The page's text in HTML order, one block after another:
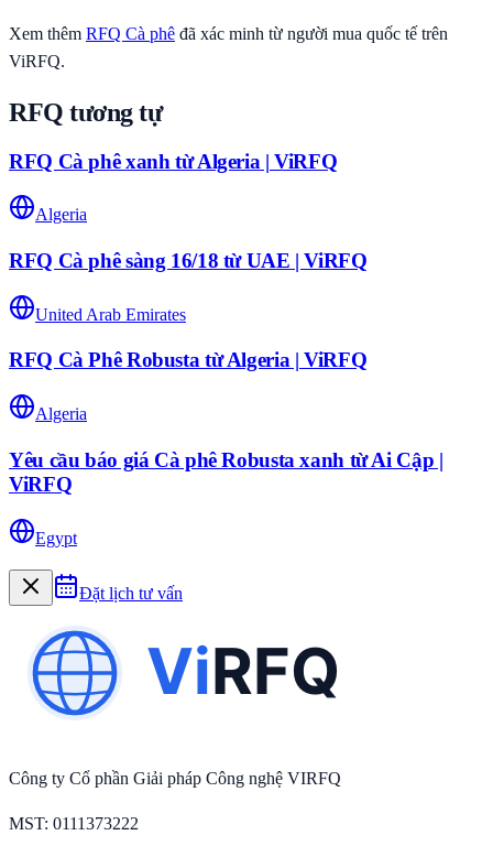
Xem thêm RFQ Cà phê đã xác minh từ người mua quốc tế trên
ViRFQ.
RFQ tương tự
RFQ Cà phê xanh từ Algeria | ViRFQ
Algeria
RFQ Cà phê sàng 16/18 từ UAE | ViRFQ
United Arab Emirates
RFQ Cà Phê Robusta từ Algeria | ViRFQ
Algeria
Yêu cầu báo giá Cà phê Robusta xanh từ Ai Cập |
ViRFQ
Egypt
Đặt lịch tư vấn
Công ty Cổ phần Giải pháp Công nghệ VIRFQ
MST: 0111373222